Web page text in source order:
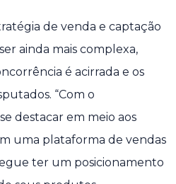
de venda e captação
ainda mais complexa,
é acirrada e os
“Com o
destacar em meio aos
uma plataforma de vendas
ter um posicionamento